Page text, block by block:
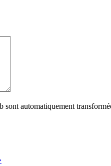
automatiquement